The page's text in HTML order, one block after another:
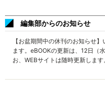
編集部からのお知らせ
【お盆期間中の休刊のお知らせ
ます。eBOOKの更新は、12日（
お、WEBサイトは随時更新します